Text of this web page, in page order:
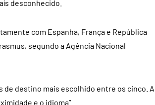
desconhecido.
com Espanha, França e República
segundo a Agência Nacional
de destino mais escolhido entre os cinco. A
e o idioma”.